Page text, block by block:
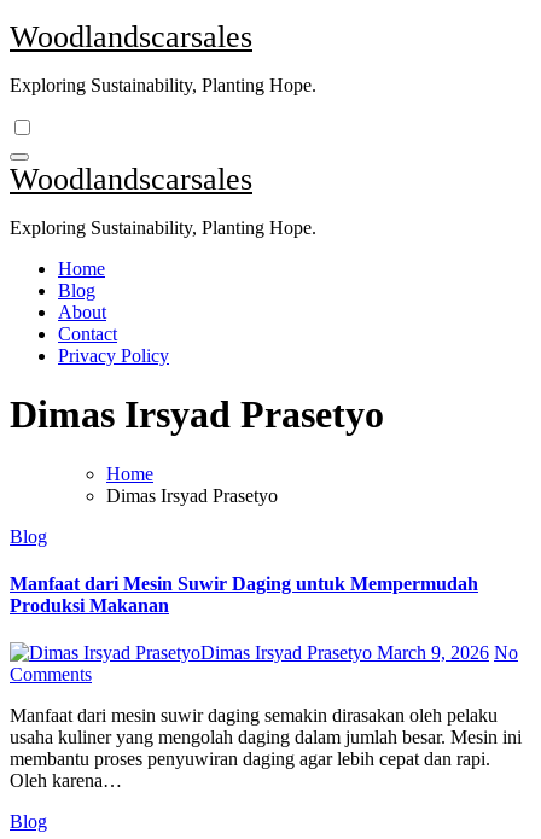
Skip
to
Woodlandscarsales
Exploring Sustainability, Planting Hope.
Woodlandscarsales
Exploring Sustainability, Planting Hope.
Home
Blog
About
Contact
Privacy Policy
Dimas Irsyad Prasetyo
Home
Dimas Irsyad Prasetyo
Blog
Manfaat dari Mesin Suwir Daging untuk Mempermudah
Produksi Makanan
Dimas Irsyad Prasetyo March 9, 2026 No
Comments
Manfaat dari mesin suwir daging semakin dirasakan oleh pelaku
usaha kuliner yang mengolah daging dalam jumlah besar. Mesin ini
membantu proses penyuwiran daging agar lebih cepat dan rapi.
Oleh karena…
Blog